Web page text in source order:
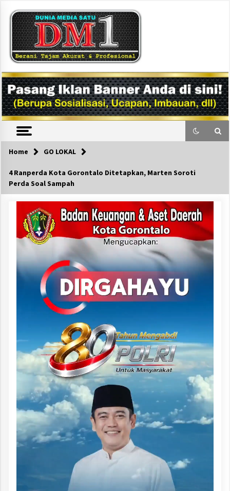
content
DM1
Home GO LOKAL
4 Ranperda Kota Gorontalo Ditetapkan, Marten Soroti
Perda Soal Sampah